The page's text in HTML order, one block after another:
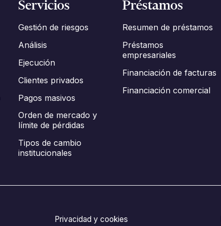
Servicios
Gestión de riesgos
Análisis
Ejecución
Clientes privados
Pagos masivos
Orden de mercado y
límite de pérdidas
Tipos de cambio
institucionales
Préstamos
Resumen de préstamos
Préstamos
empresariales
Financiación de facturas
Financiación comercial
Privacidad y cookies